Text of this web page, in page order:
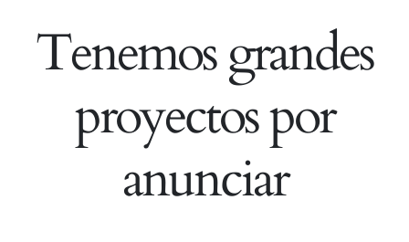
Tenemos grandes
proyectos por
anunciar